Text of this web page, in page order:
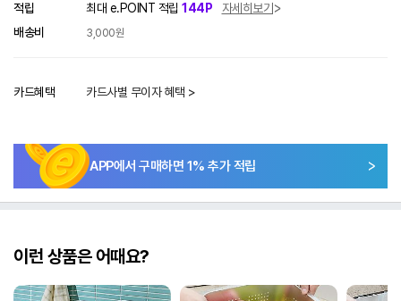
적립 최대 e.POINT 적립 144P
자세히보기
배송비
3,000원
카드혜택 카드사별 무이자 혜택 >
APP에서 구매하면 1% 추가 적립
이런 상품은 어때요?